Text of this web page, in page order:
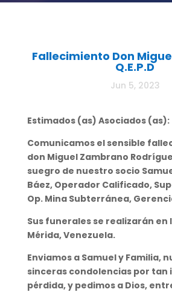
Fallecimiento Don
Q.E.P.D
Jun 5, 2023
Estimados (as) Asociados (as):
Comunicamos el sensible
don Miguel Zambrano
suegro de nuestro socio
Báez, Operador Calificado,
Op. Mina Subterránea,
Sus funerales se realizarán en
Mérida, Venezuela.
Enviamos a Samuel y Familia,
sinceras condolencias por tan
pérdida, y pedimos a Dios,